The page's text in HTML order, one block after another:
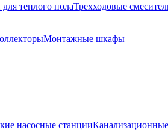
теплого полаТрехходовые
Монтажные шкафы
насосные станции